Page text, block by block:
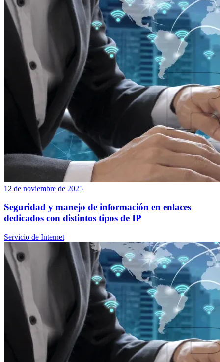
12 de noviembre de 2025
Seguridad y manejo de información en enlaces
dedicados con distintos tipos de IP
Servicio de Internet